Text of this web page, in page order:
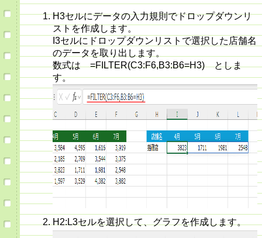
H3セルにデータの入力規則でドロップダウンリ
ストを作成します。
I3セルにドロップダウンリストで選択した店舗名
のデータを取り出します。
数式は =FILTER(C3:F6,B3:B6=H3) としま
す。
H2:L3セルを選択して、グラフを作成します。